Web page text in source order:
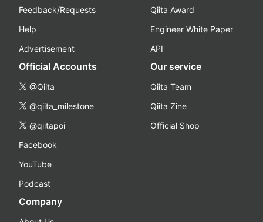
Feedback/Requests
Help
Advertisement
Qiita Award
Engineer White Paper
API
Official Accounts
@Qiita
@qiita_milestone
@qiitapoi
Facebook
YouTube
Podcast
Our service
Qiita Team
Qiita Zine
Official Shop
Company